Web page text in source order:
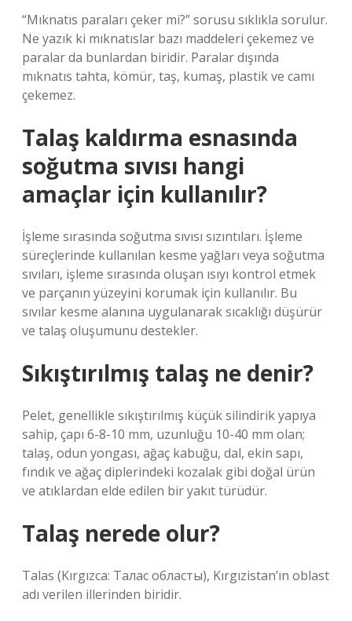
“Mıknatıs paraları çeker mi?” sorusu sıklıkla sorulur.
Ne yazık ki mıknatıslar bazı maddeleri çekemez ve
paralar da bunlardan biridir. Paralar dışında
mıknatıs tahta, kömür, taş, kumaş, plastik ve camı
çekemez.
Talaş kaldırma esnasında
soğutma sıvısı hangi
amaçlar için kullanılır?
İşleme sırasında soğutma sıvısı sızıntıları. İşleme
süreçlerinde kullanılan kesme yağları veya soğutma
sıvıları, işleme sırasında oluşan ısıyı kontrol etmek
ve parçanın yüzeyini korumak için kullanılır. Bu
sıvılar kesme alanına uygulanarak sıcaklığı düşürür
ve talaş oluşumunu destekler.
Sıkıştırılmış talaş ne denir?
Pelet, genellikle sıkıştırılmış küçük silindirik yapıya
sahip, çapı 6-8-10 mm, uzunluğu 10-40 mm olan;
talaş, odun yongası, ağaç kabuğu, dal, ekin sapı,
fındık ve ağaç diplerindeki kozalak gibi doğal ürün
ve atıklardan elde edilen bir yakıt türüdür.
Talaş nerede olur?
Talas (Kırgızca: Талас областы), Kırgızistan’ın oblast
adı verilen illerinden biridir.